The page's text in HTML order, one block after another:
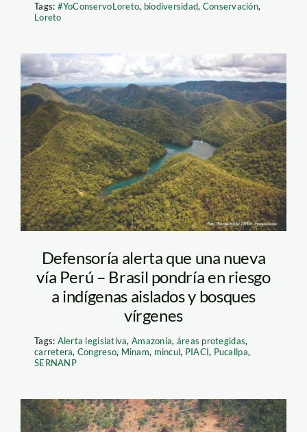
Tags: #YoConservoLoreto, biodiversidad, Conservación,
Loreto
sierra-del-divisor—
spda
Defensoría alerta que una nueva
vía Perú – Brasil pondría en riesgo
a indígenas aislados y bosques
vírgenes
Tags: Alerta legislativa,Amazonía, áreas protegidas,
carretera, Congreso, Minam, mincul, PIACI, Pucallpa,
SERNANP